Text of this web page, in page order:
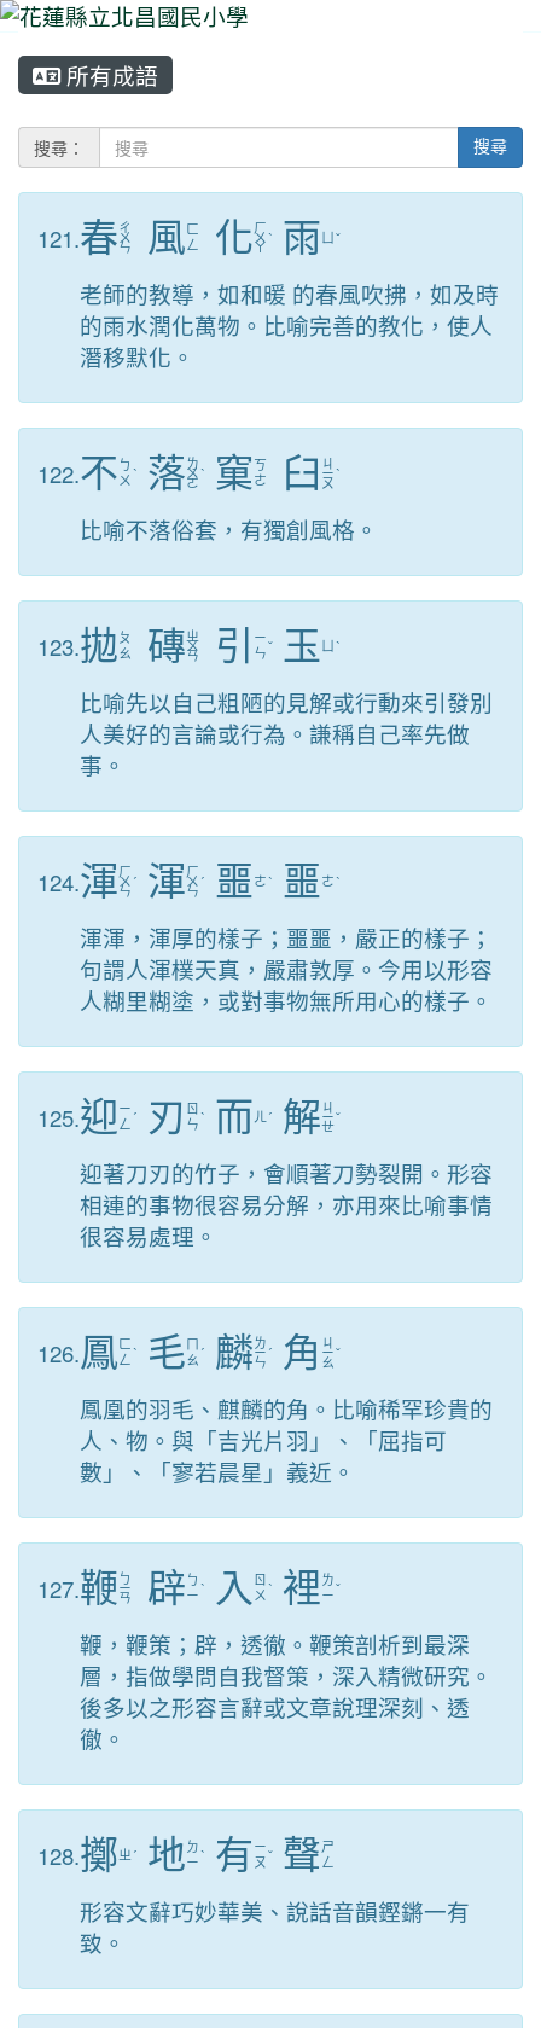
所有成語
搜尋： 搜尋
121.春ㄔ
ㄨ
ㄣ 風 ㄈ
ㄥ
化ㄏ
ㄨ
ㄚ
ˋ 雨 ˇ
老師的教導，如和暖 的春風吹拂，如及時
的雨水潤化萬物。比喻完善的教化，使人
潛移默化。
122.不 ㄅ
ㄨ ˋ 落ㄌ
ㄨ
ㄛ
ˋ 窠 ㄎ
ㄜ
臼 ㄐ
ㄧ
ㄡ
ˋ
比喻不落俗套，有獨創風格。
123.拋 ㄆ
ㄠ
磚ㄓ
ㄨ
ㄢ 引
ㄧ
ㄣˇ 玉 ˋ
比喻先以自己粗陋的見解或行動來引發別
人美好的言論或行為。謙稱自己率先做
事。
124.渾ㄏ
ㄨ
ㄣ
ˊ 渾ㄏ
ㄨ
ㄣ
ˊ 噩 ㄜˋ 噩 ㄜˋ
渾渾，渾厚的樣子；噩噩，嚴正的樣子；
句謂人渾樸天真，嚴肅敦厚。今用以形容
人糊里糊塗，或對事物無所用心的樣子。
125.迎 ㄧ
ㄥ ˊ 刃 ㄖ
ㄣˋ 而 ㄦ ˊ 解 ㄐ
ㄧ
ㄝ
ˇ
迎著刀刃的竹子，會順著刀勢裂開。形容
相連的事物很容易分解，亦用來比喻事情
很容易處理。
126.鳳 ㄈ
ㄥ ˋ 毛 ㄇ
ㄠ ˊ 麟ㄌ
ㄧ
ㄣ
ˊ 角 ㄐ
ㄧ
ㄠ
ˇ
鳳凰的羽毛、麒麟的角。比喻稀罕珍貴的
人、物。與「吉光片羽」、「屈指可
數」、「寥若晨星」義近。
127.鞭 ㄅ
ㄧ
ㄢ 辟 ㄅ
ㄧˋ 入 ㄖ
ㄨ ˋ 裡 ㄌ
ㄧˇ
鞭，鞭策；辟，透徹。鞭策剖析到最深
層，指做學問自我督策，深入精微研究。
後多以之形容言辭或文章說理深刻、透
徹。
128.擲ㄓ ˊ 地 ㄉ
ㄧˋ 有 ㄧ
ㄡˇ 聲 ㄕ
ㄥ
形容文辭巧妙華美、說話音韻鏗鏘一有
致。